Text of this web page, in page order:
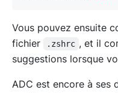
Vous pouvez ensuite
fichier
.zshrc , et il
suggestions lorsque
ADC est encore à ses